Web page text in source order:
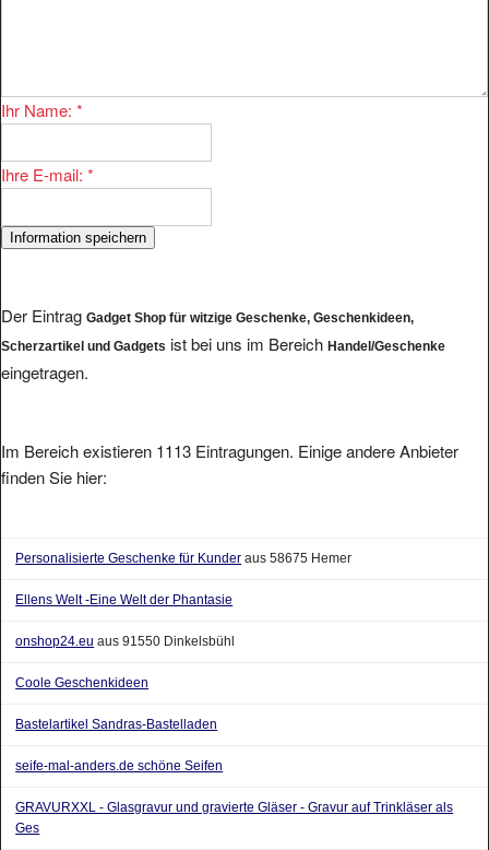
Ihr Name: *
Ihre E-mail: *
Der Eintrag Gadget Shop für witzige Geschenke, Geschenkideen,
Scherzartikel und Gadgets ist bei uns im Bereich Handel/Geschenke
eingetragen.
Im Bereich existieren 1113 Eintragungen. Einige andere Anbieter
finden Sie hier:
Personalisierte Geschenke für Kunder aus 58675 Hemer
Ellens Welt -Eine Welt der Phantasie
onshop24.eu aus 91550 Dinkelsbühl
Coole Geschenkideen
Bastelartikel Sandras-Bastelladen
seife-mal-anders.de schöne Seifen
GRAVURXXL - Glasgravur und gravierte Gläser - Gravur auf Trinkläser als
Ges